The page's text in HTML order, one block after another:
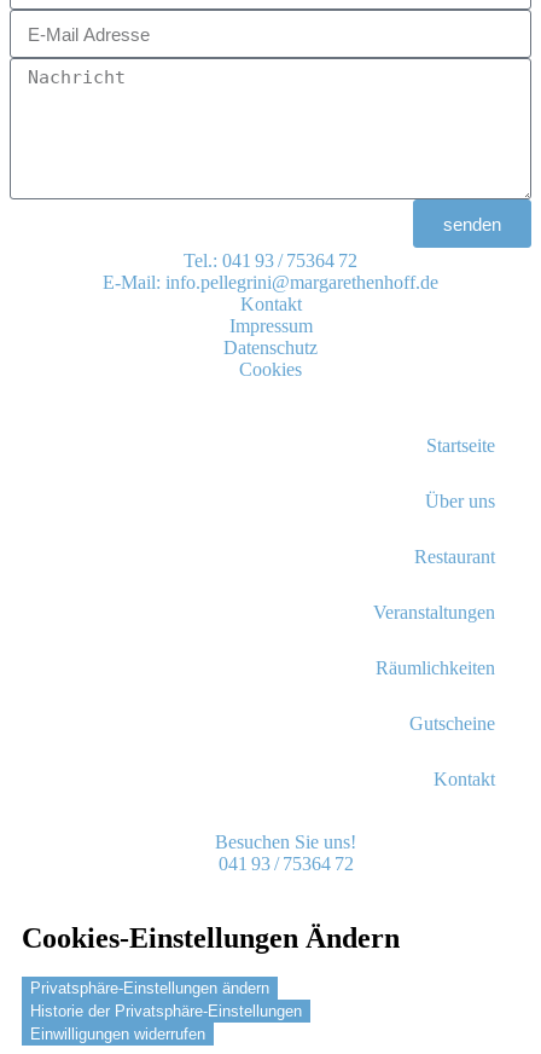
senden
Tel.: 041 93 / 75364 72
E-Mail: info.pellegrini@margarethenhoff.de
Kontakt
Impressum
Datenschutz
Cookies
Startseite
Über uns
Restaurant
Veranstaltungen
Räumlichkeiten
Gutscheine
Kontakt
Besuchen Sie uns!
041 93 / 75364 72
Cookies-Einstellungen Ändern
Privatsphäre-Einstellungen ändern
Historie der Privatsphäre-Einstellungen
Einwilligungen widerrufen